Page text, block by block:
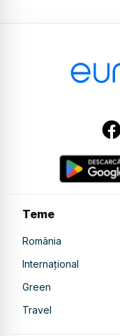
Teme
România
Internațional
Green
Travel